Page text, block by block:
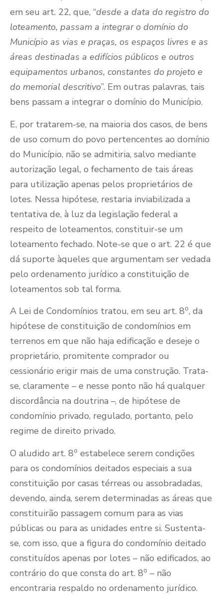
em seu art. 22, que, “desde a data do registro do
loteamento, passam a integrar o domínio do
Município as vias e praças, os espaços livres e as
áreas destinadas a edifícios públicos e outros
equipamentos urbanos, constantes do projeto e
do memorial descritivo”. Em outras palavras, tais
bens passam a integrar o domínio do Município.
E, por tratarem-se, na maioria dos casos, de bens
de uso comum do povo pertencentes ao domínio
do Município, não se admitiria, salvo mediante
autorização legal, o fechamento de tais áreas
para utilização apenas pelos proprietários de
lotes. Nessa hipótese, restaria inviabilizada a
tentativa de, à luz da legislação federal a
respeito de loteamentos, constituir-se um
loteamento fechado. Note-se que o art. 22 é que
dá suporte àqueles que argumentam ser vedada
pelo ordenamento jurídico a constituição de
loteamentos sob tal forma.
A Lei de Condomínios tratou, em seu art. 8o, da
hipótese de constituição de condomínios em
terrenos em que não haja edificação e deseje o
proprietário, promitente comprador ou
cessionário erigir mais de uma construção. Trata-
se, claramente – e nesse ponto não há qualquer
discordância na doutrina –, de hipótese de
condomínio privado, regulado, portanto, pelo
regime de direito privado.
O aludido art. 8o estabelece serem condições
para os condomínios deitados especiais a sua
constituição por casas térreas ou assobradadas,
devendo, ainda, serem determinadas as áreas que
constituirão passagem comum para as vias
públicas ou para as unidades entre si. Sustenta-
se, com isso, que a figura do condomínio deitado
constituídos apenas por lotes – não edificados, ao
contrário do que consta do art. 8o – não
encontraria respaldo no ordenamento jurídico.